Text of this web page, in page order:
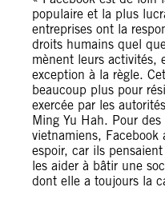
populaire et la plus
entreprises ont la
droits humains quel
mènent leurs activités,
exception à la règle.
beaucoup plus pour
exercée par les
Ming Yu Hah. Pour des
vietnamiens, Facebook
espoir, car ils
les aider à bâtir une
dont elle a toujours la